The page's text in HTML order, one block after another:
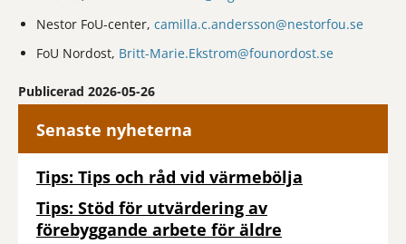
Nestor FoU-center, camilla.c.andersson@nestorfou.se
FoU Nordost, Britt-Marie.Ekstrom@founordost.se
Publicerad 2026-05-26
Senaste nyheterna
Tips: Tips och råd vid värmebölja
Tips: Stöd för utvärdering av
förebyggande arbete för äldre